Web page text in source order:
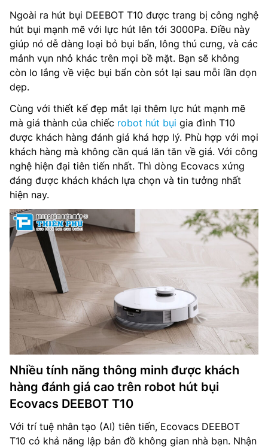
Ngoài ra hút bụi DEEBOT T10 được trang bị công nghệ
hút bụi mạnh mẽ với lực hút lên tới 3000Pa. Điều này
giúp nó dễ dàng loại bỏ bụi bẩn, lông thú cưng, và các
mảnh vụn nhỏ khác trên mọi bề mặt. Bạn sẽ không
còn lo lắng về việc bụi bẩn còn sót lại sau mỗi lần dọn
dẹp.
Cùng với thiết kế đẹp mắt lại thêm lực hút mạnh mẽ
mà giá thành của chiếc robot hút bụi gia đình T10
được khách hàng đánh giá khá hợp lý. Phù hợp với mọi
khách hàng mà không cần quá lăn tăn về giá. Với công
nghệ hiện đại tiên tiến nhất. Thì dòng Ecovacs xứng
đáng được khách khách lựa chọn và tin tưởng nhất
hiện nay.
Nhiều tính năng thông minh được khách
hàng đánh giá cao trên robot hút bụi
Ecovacs DEEBOT T10
Với trí tuệ nhân tạo (AI) tiên tiến, Ecovacs DEEBOT
T10 có khả năng lập bản đồ không gian nhà bạn. Nhận